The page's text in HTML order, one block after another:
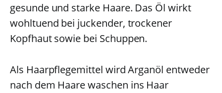
gesunde und starke Haare. Das Öl wirkt
wohltuend bei juckender, trockener
Kopfhaut sowie bei Schuppen.
Als Haarpflegemittel wird Arganöl entweder
nach dem Haare waschen ins Haar